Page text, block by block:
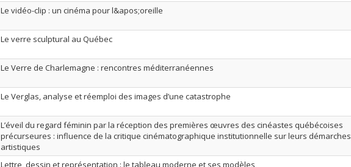
Le vidéo-clip : un cinéma pour l&apos;oreille
Le verre sculptural au Québec
Le Verre de Charlemagne : rencontres méditerranéennes
Le Verglas, analyse et réemploi des images d’une catastrophe
L’éveil du regard féminin par la réception des premières œuvres des cinéastes québécoises
précurseures : influence de la critique cinématographique institutionnelle sur leurs démarches
artistiques
Lettre, dessin et représentation : le tableau moderne et ses modèles